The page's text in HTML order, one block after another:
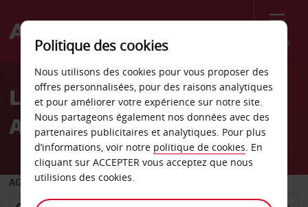
Menu
Welcome
AvisLocation de voiture Hôtel
Amalafrica, Tripoli
AGENCE DE DÉPART
Politique des cookies
Nous utilisons des cookies pour vous proposer des
offres personnalisées, pour des raisons analytiques
et pour améliorer votre expérience sur notre site.
Nous partageons également nos données avec des
partenaires publicitaires et analytiques. Pour plus
d’informations, voir notre politique de cookies. En
cliquant sur ACCEPTER vous acceptez que nous
utilisions des cookies.